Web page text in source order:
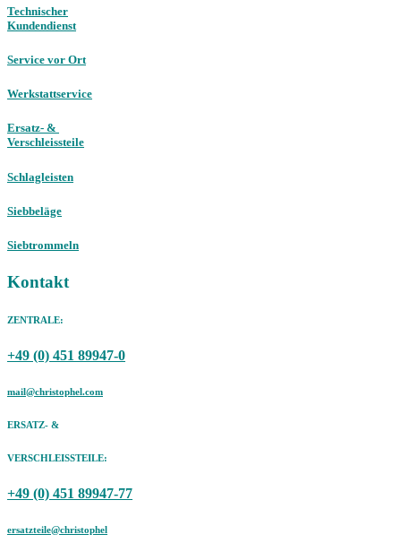
Technischer
Kundendienst
Service vor Ort
Werkstattservice
Ersatz- &
Verschleissteile
Schlagleisten
Siebbeläge
Siebtrommeln
Kontakt
ZENTRALE:
+49 (0) 451 89947-0
mail@christophel.com
ERSATZ- &
VERSCHLEISSTEILE:
+49 (0) 451 89947-77
ersatzteile@christophel